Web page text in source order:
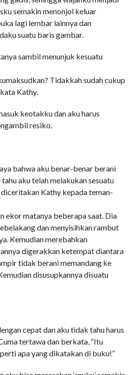
semakin menonjol keluar
lagi lembar lainnya dan
suatu baris gambar.
sambil menunjuk kesuatu
Tidakkah sudah cukup
Kathy.
keotakku dan aku harus
resiko.
bahwa aku benar-benar berani
aku telah melakukan sesuatu
Kathy kepada teman-
ekor matanya beberapa saat. Dia
dan menyisihkan rambut
Kemudian merebahkan
digerakkan ketempat diantara
tidak berani memandang ke
disusupkannya disuatu
cepat dan aku tidak tahu harus
tertawa dan berkata, “Itu
apa yang dikatakan di buku!”